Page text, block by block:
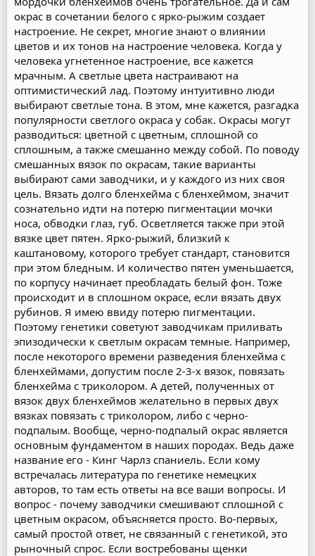
окрас в сочетании белого с ярко-рыжим создает
настроение. Не секрет, многие знают о влиянии
цветов и их тонов на настроение человека. Когда у
человека угнетенное настроение, все кажется
мрачным. А светлые цвета настраивают на
оптимистический лад. Поэтому интуитивно люди
выбирают светлые тона. В этом, мне кажется, разгадка
популярности светлого окраса у собак. Окрасы могут
разводиться: цветной с цветным, сплошной со
сплошным, а также смешанно между собой. По поводу
смешанных вязок по окрасам, такие варианты
выбирают сами заводчики, и у каждого из них своя
цель. Вязать долго бленхейма с бленхеймом, значит
сознательно идти на потерю пигментации мочки
носа, обводки глаз, губ. Осветляется также при этой
вязке цвет пятен. Ярко-рыжий, близкий к
каштановому, которого требует стандарт, становится
при этом бледным. И количество пятен уменьшается,
по корпусу начинает преобладать белый фон. Тоже
происходит и в сплошном окрасе, если вязать двух
рубинов. Я имею ввиду потерю пигментации.
Поэтому генетики советуют заводчикам приливать
эпизодически к светлым окрасам темные. Например,
после некоторого времени разведения бленхейма с
бленхеймами, допустим после 2-3-х вязок, повязать
бленхейма с триколором. А детей, полученных от
вязок двух бленхеймов желательно в первых двух
вязках повязать с триколором, либо с черно-
подпалым. Вообще, черно-подпалый окрас является
основным фундаментом в наших породах. Ведь даже
название его - Кинг Чарлз спаниель. Если кому
встречалась литература по генетике немецких
авторов, то там есть ответы на все ваши вопросы. И
вопрос - почему заводчики смешивают сплошной с
цветным окрасом, объясняется просто. Во-первых,
самый простой ответ, не связанный с генетикой, это
рыночный спрос. Если востребованы щенки